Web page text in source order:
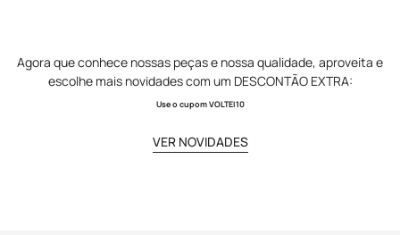
Agora que conhece nossas peças e nossa qualidade, aproveita e
escolhe mais novidades com um DESCONTÃO EXTRA:
Use o cupom VOLTEI10
VER NOVIDADES